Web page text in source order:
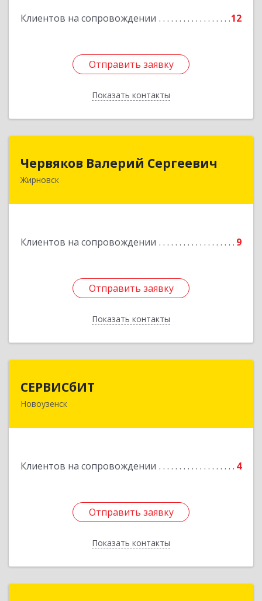
Клиентов на сопровождении 12
Отправить заявку
Показать контакты
Подробнее
Отправить заявку
Назад
Червяков Валерий Сергеевич
Жирновск
Клиентов на сопровождении 9
Отправить заявку
Показать контакты
Червяков Валерий Сергеевич
Подробнее
Отправить заявку
Назад
СЕРВИСбИТ
Новоузенск
Клиентов на сопровождении 4
Отправить заявку
Показать контакты
413 360, Саратовская обл, Новоузенский р-н,
Отправить заявку
Назад